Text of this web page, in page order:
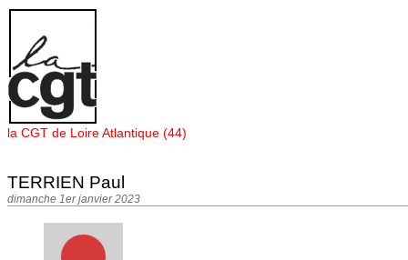
Panneau de gestion des cookies
la CGT de Loire Atlantique (44)
TERRIEN Paul
dimanche 1er janvier 2023